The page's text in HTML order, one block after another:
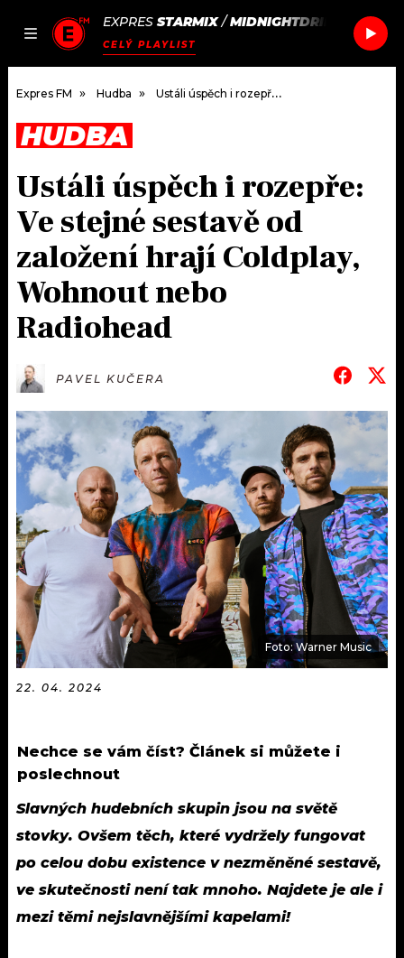
JAK
SEZNAM.CZ
EXPRES STARMIX/MIDNIGHTDRIP
CELÝ PLAYLIST
DOMŮ
ČLÁNKY
HUDBA
ROZHOVORY
#NEBUDUDOMA
KALENDÁŘ
KVÍZY
VIP
TRENDY
KULTURA
MIX
OSTATNÍ
PODCASTY
JAK NALADIT
RÁDIO
APLIKACE
PROGRAM
PLAYLIST
JAK NALADIT
SOUTĚŽE
Expres FM Hudba Ustáli úspěch i rozepře: Ve stejné sestavě od založení hrají Coldplay, Wohnout nebo Radiohead
HUDBA
Ustáli úspěch i rozepře:
Ve stejné sestavě od
založení hrají Coldplay,
Wohnout nebo
Radiohead
PAVEL KUČERA
Foto: Warner Music
22. 04. 2024
Nechce se vám číst? Článek si můžete i
poslechnout
Slavných hudebních skupin jsou na světě
stovky. Ovšem těch, které vydržely fungovat
po celou dobu existence v nezměněné sestavě,
ve skutečnosti není tak mnoho. Najdete je ale i
mezi těmi nejslavnějšími kapelami!